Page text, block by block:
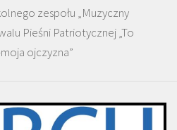
zespołu „Muzyczny
Pieśni Patriotycznej „To
ojczyzna”